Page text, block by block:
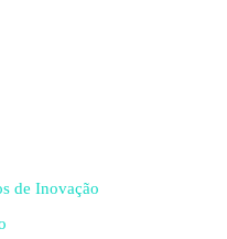
de Inovação